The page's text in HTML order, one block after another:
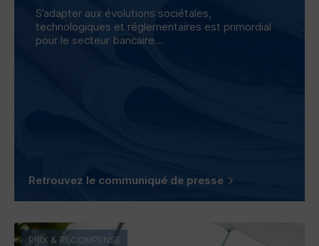
S’adapter aux évolutions sociétales,
technologiques et réglementaires est primordial
pour le secteur bancaire...
Retrouvez le communiqué de presse
PRIX & RÉCOMPENSE